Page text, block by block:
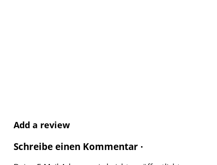
Add a review
Schreibe einen Kommentar ·